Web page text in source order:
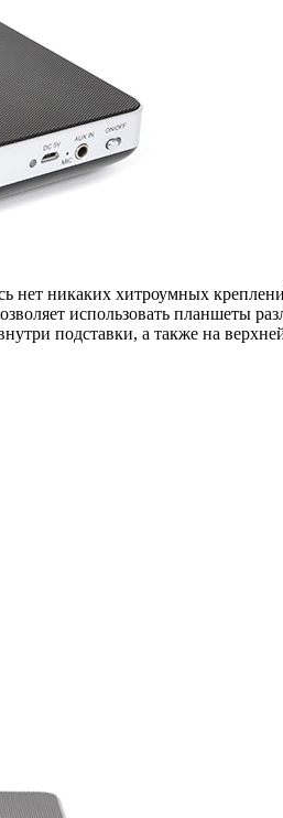
нет никаких хитроумных
использовать планшеты
подставки, а также на